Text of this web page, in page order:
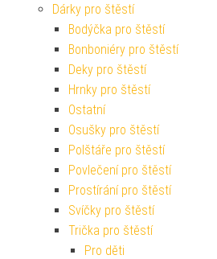
Dárky pro štěstí
Bodýčka pro štěstí
Bonboniéry pro štěstí
Deky pro štěstí
Hrnky pro štěstí
Ostatní
Osušky pro štěstí
Polštáře pro štěstí
Povlečení pro štěstí
Prostírání pro štěstí
Svíčky pro štěstí
Trička pro štěstí
Pro děti